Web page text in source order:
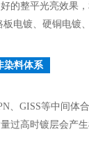
的整平光亮效果
电镀、硬铜电镀
染料体系
、GISS等中间
过高时镀层会产